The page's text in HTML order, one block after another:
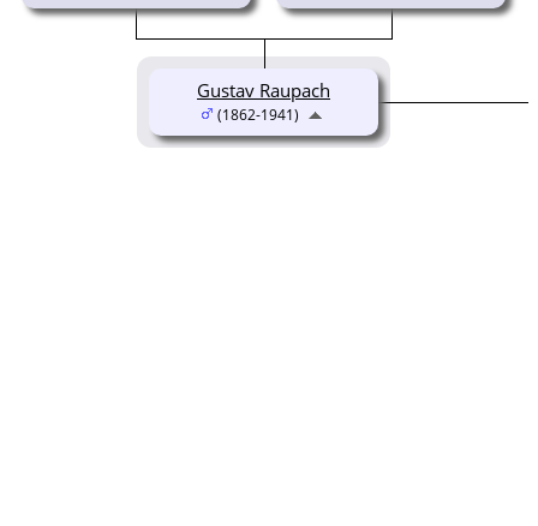
Gustav Raupach
(1862-1941)